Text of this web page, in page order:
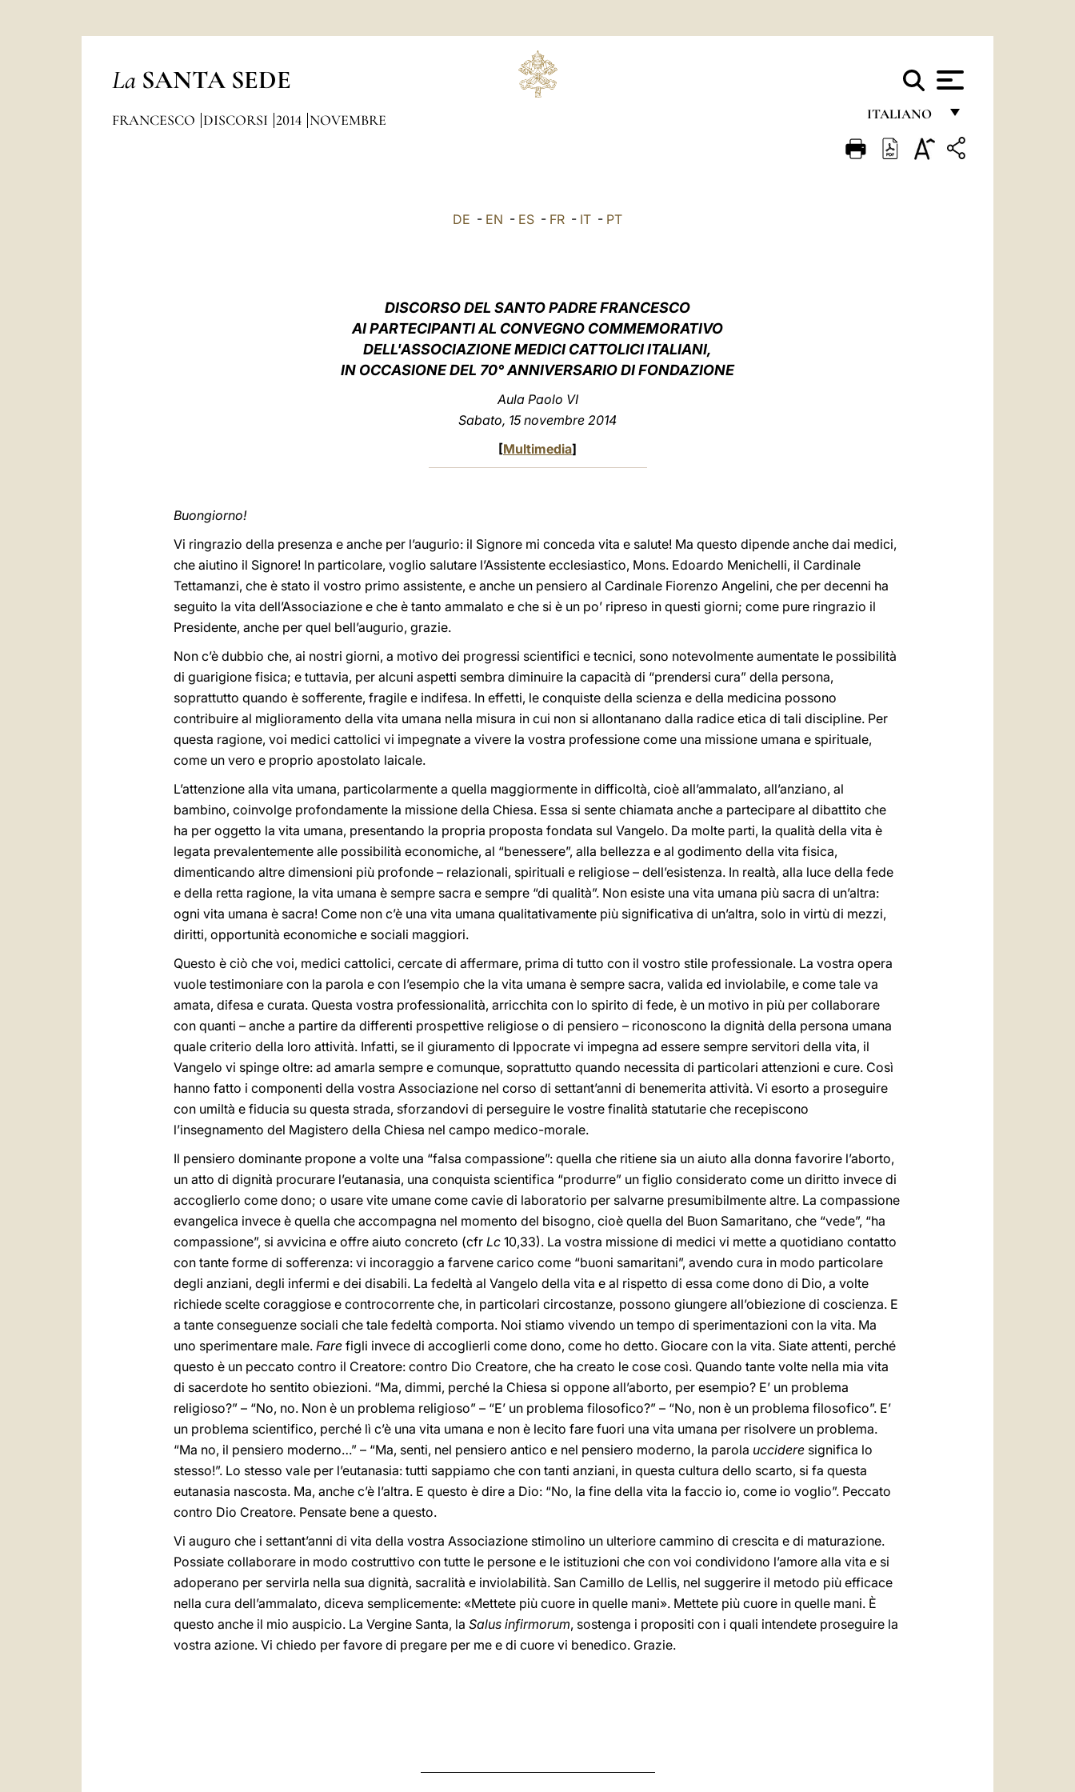
La SANTA SEDE
ITALIANO
FRANÇAIS
FRANCESCO DISCORSI 2014 NOVEMBRE
DE - EN - ES - FR - IT - PT
DISCORSO DEL SANTO PADRE FRANCESCO
AI PARTECIPANTI AL CONVEGNO COMMEMORATIVO
DELL'ASSOCIAZIONE MEDICI CATTOLICI ITALIANI,
IN OCCASIONE DEL 70° ANNIVERSARIO DI FONDAZIONE
Aula Paolo VI
Sabato, 15 novembre 2014
[Multimedia]
Buongiorno!
Vi ringrazio della presenza e anche per l’augurio: il Signore mi conceda vita e salute! Ma questo dipende anche dai medici,
che aiutino il Signore! In particolare, voglio salutare l’Assistente ecclesiastico, Mons. Edoardo Menichelli, il Cardinale
Tettamanzi, che è stato il vostro primo assistente, e anche un pensiero al Cardinale Fiorenzo Angelini, che per decenni ha
seguito la vita dell’Associazione e che è tanto ammalato e che si è un po’ ripreso in questi giorni; come pure ringrazio il
Presidente, anche per quel bell’augurio, grazie.
Non c’è dubbio che, ai nostri giorni, a motivo dei progressi scientifici e tecnici, sono notevolmente aumentate le possibilità
di guarigione fisica; e tuttavia, per alcuni aspetti sembra diminuire la capacità di “prendersi cura” della persona,
soprattutto quando è sofferente, fragile e indifesa. In effetti, le conquiste della scienza e della medicina possono
contribuire al miglioramento della vita umana nella misura in cui non si allontanano dalla radice etica di tali discipline. Per
questa ragione, voi medici cattolici vi impegnate a vivere la vostra professione come una missione umana e spirituale,
come un vero e proprio apostolato laicale.
L’attenzione alla vita umana, particolarmente a quella maggiormente in difficoltà, cioè all’ammalato, all’anziano, al
bambino, coinvolge profondamente la missione della Chiesa. Essa si sente chiamata anche a partecipare al dibattito che
ha per oggetto la vita umana, presentando la propria proposta fondata sul Vangelo. Da molte parti, la qualità della vita è
legata prevalentemente alle possibilità economiche, al “benessere”, alla bellezza e al godimento della vita fisica,
dimenticando altre dimensioni più profonde – relazionali, spirituali e religiose – dell’esistenza. In realtà, alla luce della fede
e della retta ragione, la vita umana è sempre sacra e sempre “di qualità”. Non esiste una vita umana più sacra di un’altra:
ogni vita umana è sacra! Come non c’è una vita umana qualitativamente più significativa di un’altra, solo in virtù di mezzi,
diritti, opportunità economiche e sociali maggiori.
Questo è ciò che voi, medici cattolici, cercate di affermare, prima di tutto con il vostro stile professionale. La vostra opera
vuole testimoniare con la parola e con l’esempio che la vita umana è sempre sacra, valida ed inviolabile, e come tale va
amata, difesa e curata. Questa vostra professionalità, arricchita con lo spirito di fede, è un motivo in più per collaborare
con quanti – anche a partire da differenti prospettive religiose o di pensiero – riconoscono la dignità della persona umana
quale criterio della loro attività. Infatti, se il giuramento di Ippocrate vi impegna ad essere sempre servitori della vita, il
Vangelo vi spinge oltre: ad amarla sempre e comunque, soprattutto quando necessita di particolari attenzioni e cure. Così
hanno fatto i componenti della vostra Associazione nel corso di settant’anni di benemerita attività. Vi esorto a proseguire
con umiltà e fiducia su questa strada, sforzandovi di perseguire le vostre finalità statutarie che recepiscono
l’insegnamento del Magistero della Chiesa nel campo medico-morale.
Il pensiero dominante propone a volte una “falsa compassione”: quella che ritiene sia un aiuto alla donna favorire l’aborto,
un atto di dignità procurare l’eutanasia, una conquista scientifica “produrre” un figlio considerato come un diritto invece di
accoglierlo come dono; o usare vite umane come cavie di laboratorio per salvarne presumibilmente altre. La compassione
evangelica invece è quella che accompagna nel momento del bisogno, cioè quella del Buon Samaritano, che “vede”, “ha
compassione”, si avvicina e offre aiuto concreto (cfr Lc 10,33). La vostra missione di medici vi mette a quotidiano contatto
con tante forme di sofferenza: vi incoraggio a farvene carico come “buoni samaritani”, avendo cura in modo particolare
degli anziani, degli infermi e dei disabili. La fedeltà al Vangelo della vita e al rispetto di essa come dono di Dio, a volte
richiede scelte coraggiose e controcorrente che, in particolari circostanze, possono giungere all’obiezione di coscienza. E
a tante conseguenze sociali che tale fedeltà comporta. Noi stiamo vivendo un tempo di sperimentazioni con la vita. Ma
uno sperimentare male. Fare figli invece di accoglierli come dono, come ho detto. Giocare con la vita. Siate attenti, perché
questo è un peccato contro il Creatore: contro Dio Creatore, che ha creato le cose così. Quando tante volte nella mia vita
di sacerdote ho sentito obiezioni. “Ma, dimmi, perché la Chiesa si oppone all’aborto, per esempio? E’ un problema
religioso?” – “No, no. Non è un problema religioso” – “E’ un problema filosofico?” – “No, non è un problema filosofico”. E’
un problema scientifico, perché lì c’è una vita umana e non è lecito fare fuori una vita umana per risolvere un problema.
“Ma no, il pensiero moderno…” – “Ma, senti, nel pensiero antico e nel pensiero moderno, la parola uccidere significa lo
stesso!”. Lo stesso vale per l’eutanasia: tutti sappiamo che con tanti anziani, in questa cultura dello scarto, si fa questa
eutanasia nascosta. Ma, anche c’è l’altra. E questo è dire a Dio: “No, la fine della vita la faccio io, come io voglio”. Peccato
contro Dio Creatore. Pensate bene a questo.
Vi auguro che i settant’anni di vita della vostra Associazione stimolino un ulteriore cammino di crescita e di maturazione.
Possiate collaborare in modo costruttivo con tutte le persone e le istituzioni che con voi condividono l’amore alla vita e si
adoperano per servirla nella sua dignità, sacralità e inviolabilità. San Camillo de Lellis, nel suggerire il metodo più efficace
nella cura dell’ammalato, diceva semplicemente: «Mettete più cuore in quelle mani». Mettete più cuore in quelle mani. È
questo anche il mio auspicio. La Vergine Santa, la Salus infirmorum, sostenga i propositi con i quali intendete proseguire la
vostra azione. Vi chiedo per favore di pregare per me e di cuore vi benedico. Grazie.